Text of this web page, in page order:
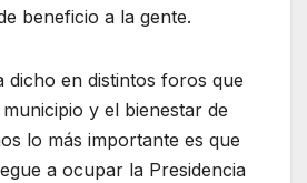
beneficio a la gente.
dicho en distintos foros que
y el bienestar de
lo más importante es que
a ocupar la Presidencia